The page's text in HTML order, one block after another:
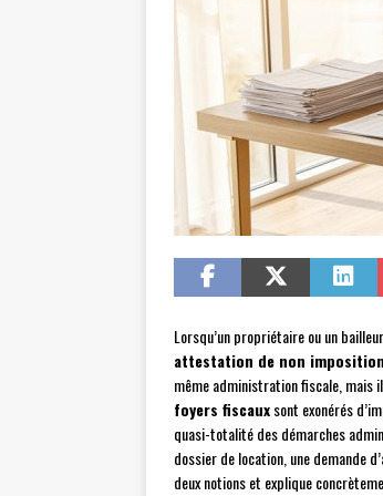
Lorsqu’un propriétaire ou un
attestation de non imposition
même administration fiscale, mais
foyers fiscauxsont exonérés
quasi-totalité des démarches
dossier de location, une demande
deux notions et explique